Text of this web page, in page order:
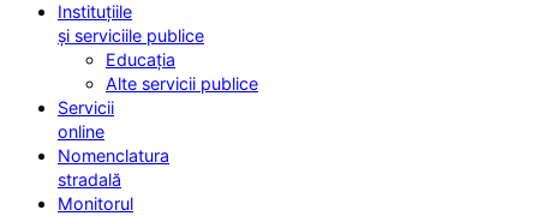
Instituțiile
și serviciile publice
Educația
Alte servicii publice
Servicii
online
Nomenclatura
stradală
Monitorul